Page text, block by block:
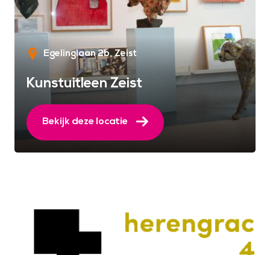
Egelinglaan 2b Zeist
Kunstuitleen Zeist
Bekijk deze locatie